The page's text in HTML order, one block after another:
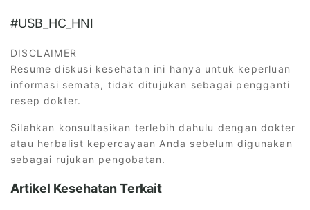
#USB_HC_HNI
DISCLAIMER
Resume diskusi kesehatan ini hanya untuk keperluan
informasi semata, tidak ditujukan sebagai pengganti
resep dokter.
Silahkan konsultasikan terlebih dahulu dengan dokter
atau herbalist kepercayaan Anda sebelum digunakan
sebagai rujukan pengobatan.
Artikel Kesehatan Terkait